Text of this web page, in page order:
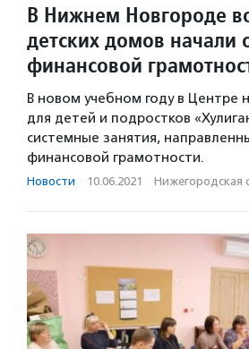
В Нижнем Новгороде
детских домов начали
финансовой
В новом учебном году в Центре
для детей и подростков
системные занятия,
финансовой грамотности.
Новости · 10.06.2021 · Нижегородская